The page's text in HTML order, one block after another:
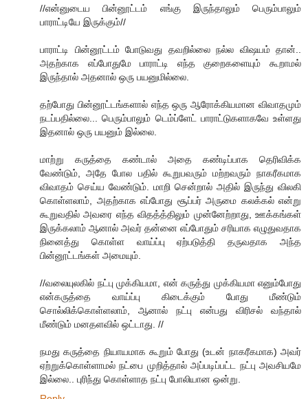
//என்னுடைய பின்னூட்டம் எங்கு இருந்தாலும் பெரும்பாலும்
பாராட்டியே இருக்கும்//
பாராட்டி பின்னூட்டம் போடுவது தவறில்லை நல்ல விஷயம் தான்..
அதற்காக எப்போதுமே பாராட்டி எந்த குறைகளையும் கூறாமல்
இருந்தால் அதனால் ஒரு பயனுமில்லை.
தற்போது பின்னூட்டங்களால் எந்த ஒரு ஆரோக்கியமான விவாதமும்
நடப்பதில்லை... பெரும்பாலும் டெம்ப்ளேட் பாராட்டுகளாகவே உள்ளது
இதனால் ஒரு பயனும் இல்லை.
மாற்று கருத்தை கண்டால் அதை கண்டிப்பாக தெரிவிக்க
வேண்டும், அதே போல பதில் கூறுபவரும் மற்றவரும் நாகரீகமாக
விவாதம் செய்ய வேண்டும். மாறி சென்றால் அதில் இருந்து விலகி
கொள்ளலாம், அதற்காக எப்போது சூப்பர் அருமை கலக்கல் என்று
கூறுவதில் அவரை எந்த விதத்த்திலும் முன்னேற்றாது, ஊக்கங்கள்
இருக்கலாம் ஆனால் அவர் தன்னை எப்போதும் சரியாக எழுதுவதாக
நினைத்து கொள்ள வாய்ப்பு ஏற்படுத்தி தருவதாக அந்த
பின்னூட்டங்கள் அமையும்.
//வலையுலகில் நட்பு முக்கியமா, என் கருத்து முக்கியமா எனும்போது
என்கருத்தை வாய்ப்பு கிடைக்கும் போது மீண்டும்
சொல்லிக்கொள்ளலாம், ஆனால் நட்பு என்பது விரிசல் வந்தால்
மீண்டும் மனதளவில் ஒட்டாது. //
நமது கருத்தை நியாயமாக கூறும் போது (உடன் நாகரீகமாக) அவர்
ஏற்றுக்கொள்ளாமல் நட்பை முறித்தால் அப்படிப்பட்ட நட்பு அவசியமே
இல்லை.. புரிந்து கொள்ளாத நட்பு போலியான ஒன்று.